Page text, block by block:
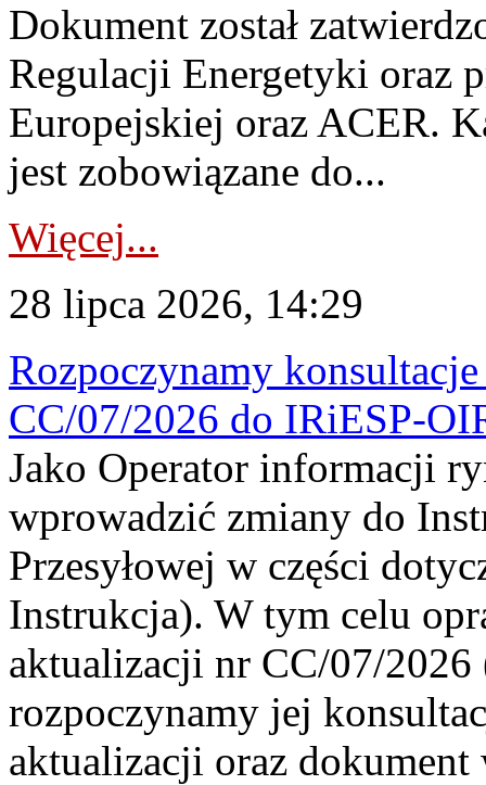
Dokument został
Regulacji Energetyki oraz
Europejskiej oraz ACER.
jest zobowiązane do...
Więcej...
28 lipca 2026, 14:29
Rozpoczynamy
CC/07/2026 do IRiESP-
Jako Operator informacji
wprowadzić zmiany do
Przesyłowej w części
Instrukcja). W tym celu
aktualizacji nr CC/07/
rozpoczynamy jej
aktualizacji oraz